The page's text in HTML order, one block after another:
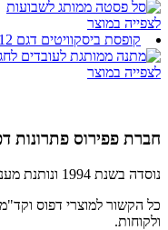
לצפייה במוצר
קופסת ביסקוויטים דגם PC912 וגלוית מתכון
לצפייה במוצר
חברת פפירוס פתרונות
נוסדה בשנת 1994 ונותנת מענה כולל (one stop shop) לחברות ועסקים,
כל הקשור למוצרי דפוס
ולקוחות.